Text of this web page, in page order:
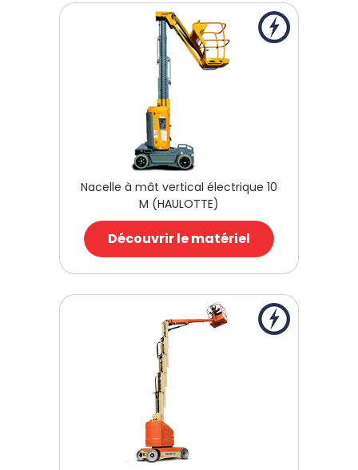
Nacelle à mât vertical électrique 10
M (HAULOTTE)
Découvrir le matériel